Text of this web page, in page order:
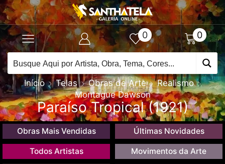
0 0
Início Telas Obras de Arte
Realismo
Montague Dawson
Paraíso Tropical (1921)
Obras Mais Vendidas Últimas Novidades
Todos Artistas Movimentos da Arte